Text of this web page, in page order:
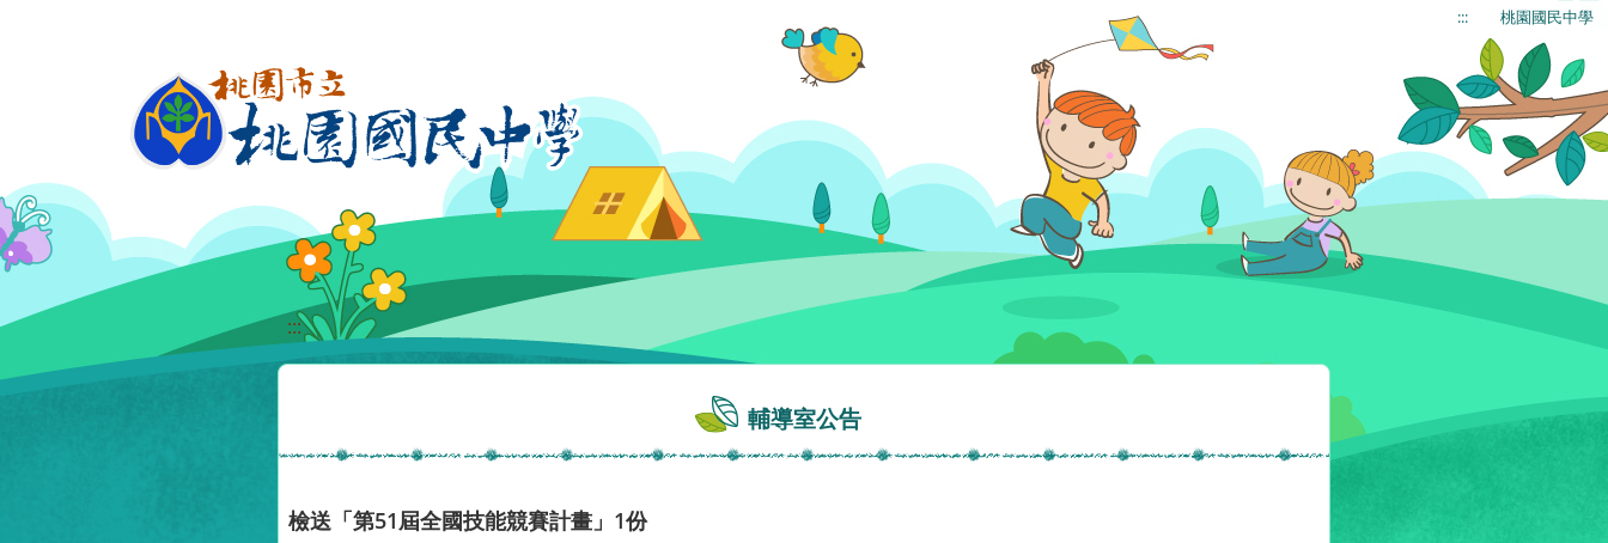
::: 桃園國民中學
:::
輔導室公告
檢送「第51屆全國技能競賽計畫」1份